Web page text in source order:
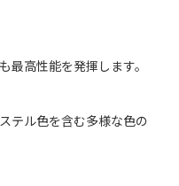
最高性能を発揮します。
テル色を含む多様な色の